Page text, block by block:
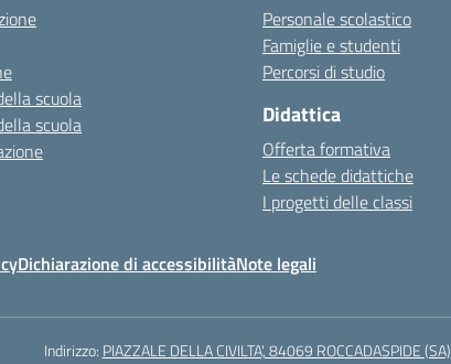
scuola
scuola
Personale scolastico
Famiglie e studenti
Percorsi di studio
Didattica
Offerta formativa
Le schede didattiche
I progetti delle classi
Dichiarazione di accessibilitàNote legali
Indirizzo: PIAZZALE DELLA CIVILTA', 84069 ROCCADASPIDE (SA)